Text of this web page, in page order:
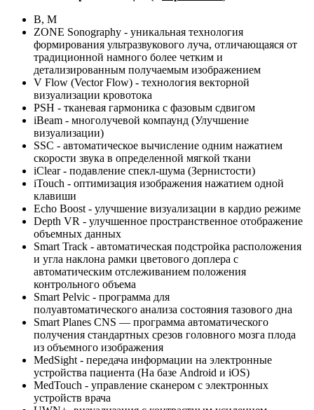
В, М
ZONE Sonography - уникальная технология
формирования ультразвукового луча, отличающаяся от
традиционной намного более четким и
детализированным получаемым изображением
V Flow (Vector Flow) - технология векторной
визуализации кровотока
PSH - тканевая гармоника с фазовым сдвигом
iBeam - многолучевой компаунд (Улучшение
визуализации)
SSC - автоматическое вычисление одним нажатием
скорости звука в определенной мягкой ткани
iClear - подавление спекл-шума (Зернистости)
iTouch - оптимизация изображения нажатием одной
клавиши
Echo Boost - улучшение визуализации в кардио режиме
Depth VR - улучшенное пространственное отображение
объемных данных
Smart Track - автоматическая подстройка расположения
и угла наклона рамки цветового доплера с
автоматическим отслеживанием положения
контрольного объема
Smart Pelvic - программа для
полуавтоматического анализа состояния тазового дна
Smart Planes CNS — программа автоматического
получения стандартных срезов головного мозга плода
из объемного изображения
MedSight - передача информации на электронные
устройства пациента (На базе Android и iOS)
MedTouch - управление сканером с электронных
устройств врача